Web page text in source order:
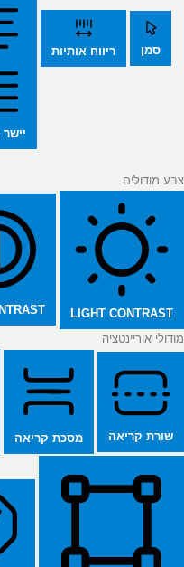
סמן ריווח אותיות
צבע מודולים
LIGHT CONTRAST
מודולי אוריינטציה
שורת קריאה מסכת קריאה